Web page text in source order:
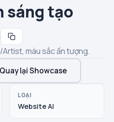
sáng tạo
màu sắc ấn tượng.
Quay lại Showcase
LOẠI
Website AI